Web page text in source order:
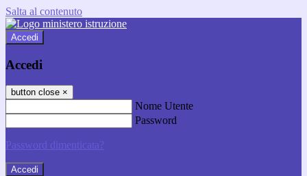
Salta al contenuto
Accedi
Accedi
button close ×
Nome Utente
Password
Password dimenticata?